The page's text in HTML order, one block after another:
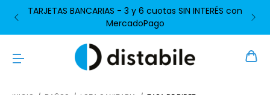
TARJETAS BANCARIAS - 3 y 6 cuotas SIN INTERÉS con
MercadoPago